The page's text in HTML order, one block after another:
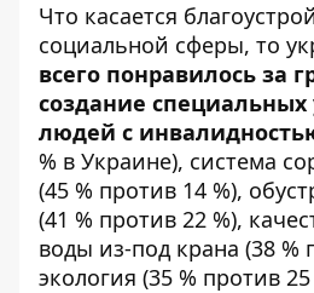
Что касается
социальной сферы, то
всего понравилось за
создание специальных
людей с
% в Украине), система
(45 % против 14 %),
(41 % против 22 %),
воды из-под крана (38 %
экология (35 % против 25